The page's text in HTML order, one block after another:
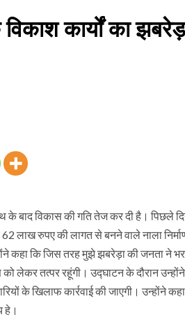
कार्यों का
बाद विकास की गति तेज कर दी है। पिछले
लाख रुपए की लागत से बनने वाले नाला निर्माण
कहा कि जिस तरह मुझे झबरेड़ा की जनता ने
तत्पर रहूंगी। उद्घाटन के दौरान उन्होंने
के खिलाफ कार्रवाई की जाएगी। उन्होंने
हे।